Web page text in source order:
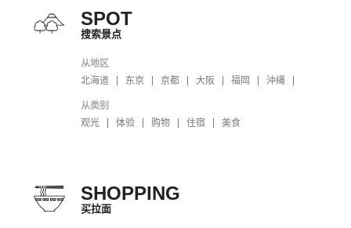
SPOT
搜索景点
从地区
北海道
东京 京都 大阪 福岡 沖縄
从类别
观光
体验 购物 住宿 美食
SHOPPING
买拉面